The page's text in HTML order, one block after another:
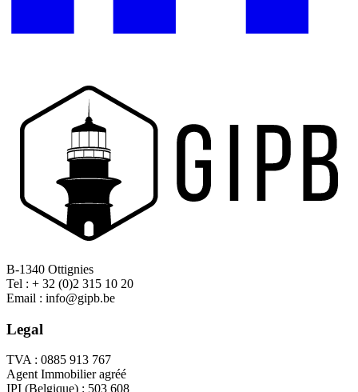
B-1340 Ottignies
Tel : + 32 (0)2 315 10 20
Email : info@gipb.be
Legal
TVA : 0885 913 767
Agent Immobilier agréé
IPI (Belgique) : 503 608